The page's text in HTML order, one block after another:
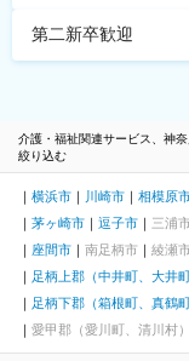
第二新卒歓迎
介護・福祉関連サービス、神
絞り込む
横浜市 川崎市 相模原
茅ヶ崎市
逗子市 三浦市
座間市
南足柄市
綾瀬市
足柄上郡（中井町、大井
足柄下郡（箱根町、真鶴
愛甲郡（愛川町、清川村）